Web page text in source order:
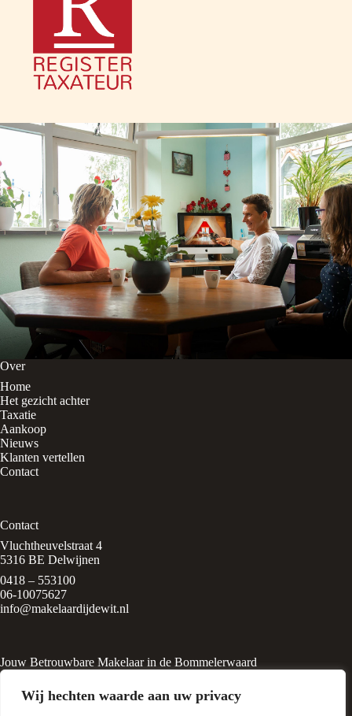
Wij hechten waarde aan uw privacy
Over
Home
Het gezicht achter
Taxatie
Aankoop
Nieuws
Klanten vertellen
Contact
Contact
Vluchtheuvelstraat 4
5316 BE Delwijnen
0418 – 553100
06-10075627
info@makelaardijdewit.nl
Jouw Betrouwbare Makelaar in de Bommelerwaard
rustige, groene dorp